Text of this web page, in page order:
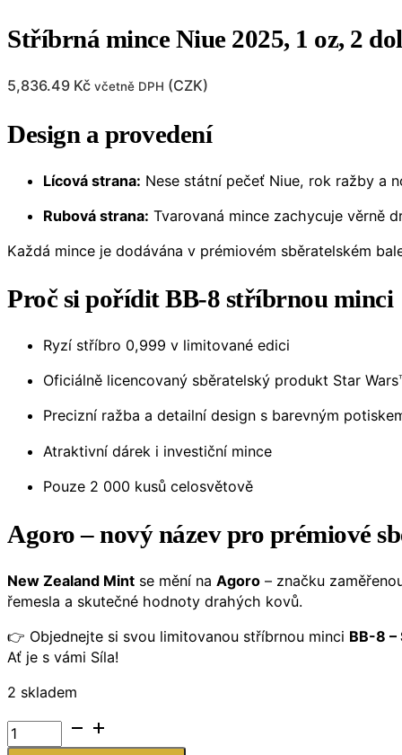
Stříbrná mince Niue 2025, 1 oz, 2
5,836.49 Kč včetně DPH (CZK)
Design a provedení
Lícová strana: Nese státní pečeť Niue, rok ražby a
Rubová strana: Tvarovaná mince zachycuje věrně
Každá mince je dodávána v prémiovém sběratelském
Proč si pořídit BB-8 stříbrnou minci
Ryzí stříbro 0,999 v limitované edici
Oficiálně licencovaný sběratelský produkt Star
Precizní ražba a detailní design s barevným
Atraktivní dárek i investiční mince
Pouze 2 000 kusů celosvětově
Agoro – nový název pro prémiové
New Zealand Mint se mění na Agoro – značku
řemesla a skutečné hodnoty drahých kovů.
👉 Objednejte si svou limitovanou stříbrnou minci BB-8 –
Ať je s vámi Síla!
2 skladem
Stříbrná
mince